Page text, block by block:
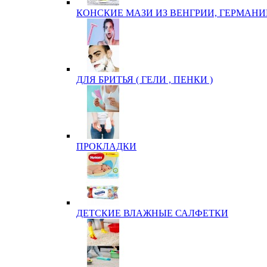
КОНСКИЕ МАЗИ ИЗ ВЕНГРИИ,
ДЛЯ БРИТЬЯ ( ГЕЛИ , ПЕНКИ )
ПРОКЛАДКИ
ДЕТСКИЕ ВЛАЖНЫЕ САЛФЕТКИ